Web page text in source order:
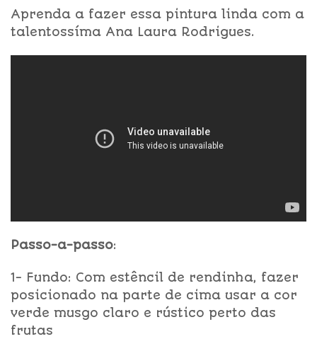
Aprenda a fazer essa pintura linda com a
talentossíma Ana Laura Rodrigues.
Passo-a-passo:
1- Fundo: Com estêncil de rendinha, fazer
posicionado na parte de cima usar a cor
verde musgo claro e rústico perto das
frutas